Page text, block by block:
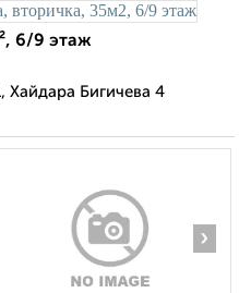
6/9 этаж
Хайдара Бигичева 4
›